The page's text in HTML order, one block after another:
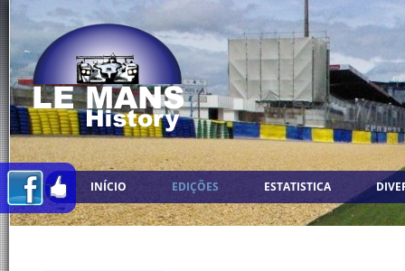
INÍCIO EDIÇÕES ESTATISTICA